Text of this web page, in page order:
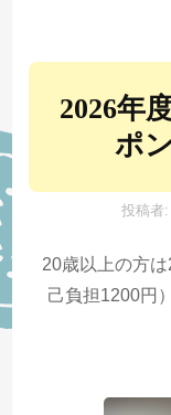
2026年
ポ
投稿者:
20歳以上の方
己負担1200円